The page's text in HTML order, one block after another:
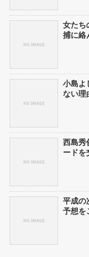
女たち
捕に絡
小島よ
ない理
西島秀
ードを
平成の
予想を